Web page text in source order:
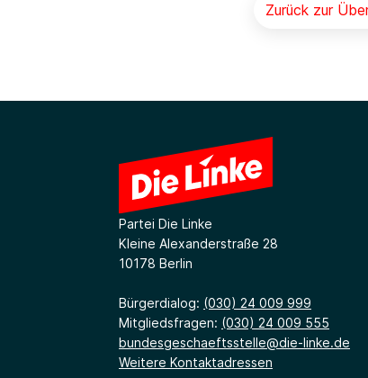
Zurück zur
Partei Die Linke
Kleine Alexanderstraße 28
10178 Berlin
Bürgerdialog: (030) 24 009 999
Mitgliedsfragen: (030) 24 009 555
bundesgeschaeftsstelle@die-linke.de
Weitere Kontaktadressen